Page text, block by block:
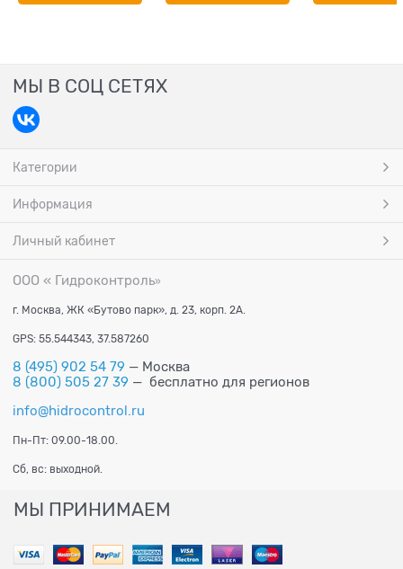
МЫ В СОЦ СЕТЯХ
Категории
Информация
Личный кабинет
ООО « Гидроконтроль»
г. Москва, ЖК «Бутово парк», д. 23, корп. 2А.
GPS: 55.544343, 37.587260
8 (495) 902 54 79 — Москва
8 (800) 505 27 39 — бесплатно для регионов
info@hidrocontrol.ru
Пн-Пт: 09.00-18.00.
Сб, вс: выходной.
МЫ ПРИНИМАЕМ